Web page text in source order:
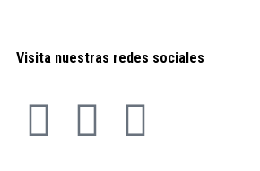
Visita nuestras redes sociales